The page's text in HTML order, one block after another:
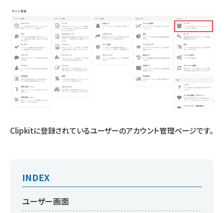
Clipkitに登録されているユーザーのアカウント管理ページです。
INDEX
ユーザー画面